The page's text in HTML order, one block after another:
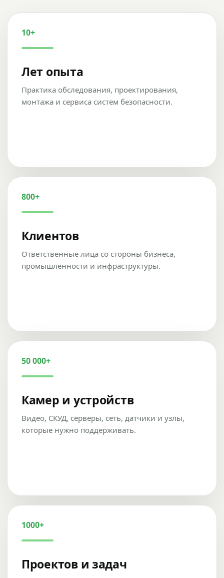
10+
Лет опыта
Практика обследования, проектирования,
монтажа и сервиса систем безопасности.
800+
Клиентов
Ответственные лица со стороны бизнеса,
промышленности и инфраструктуры.
50 000+
Камер и устройств
Видео, СКУД, серверы, сеть, датчики и узлы,
которые нужно поддерживать.
1000+
Проектов и задач